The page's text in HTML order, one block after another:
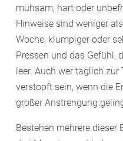
mühsam, hart oder
Hinweise sind weniger
Woche, klumpiger oder
Pressen und das Gefühl,
leer. Auch wer täglich
verstopft sein, wenn die
großer Anstrengung
Bestehen mehrere